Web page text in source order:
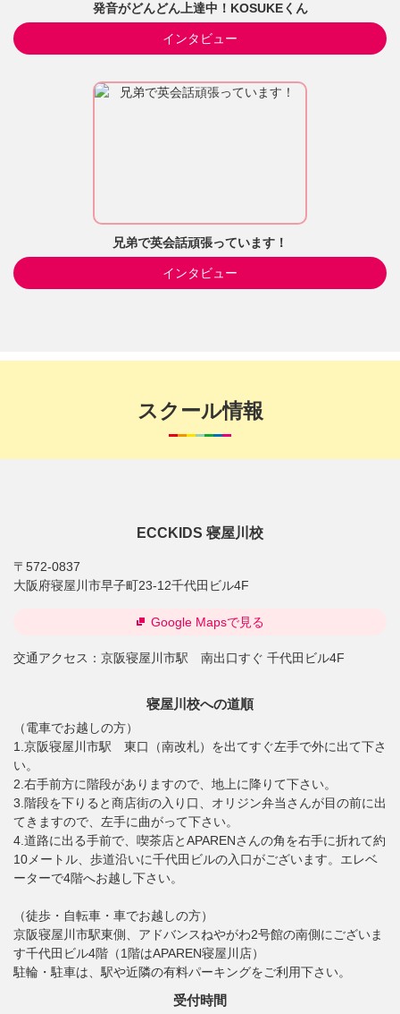
発音がどんどん上達中！KOSUKEくん
インタビュー
兄弟で英会話頑張っています！
インタビュー
スクール情報
ECCKIDS 寝屋川校
〒572-0837
大阪府寝屋川市早子町23-12千代田ビル4F
交通アクセス： 京阪寝屋川市駅 南出口すぐ 千代田ビル4F
Google Mapsで見る
寝屋川校への道順
（電車でお越しの方）
1.京阪寝屋川市駅 東口（南改札）を出てすぐ左手で外に出て下さ
い。
2.右手前方に階段がありますので、地上に降りて下さい。
3.階段を下りると商店街の入り口、オリジン弁当さんが目の前に出
てきますので、左手に曲がって下さい。
4.道路に出る手前で、喫茶店とAPARENさんの角を右手に折れて約
10メートル、歩道沿いに千代田ビルの入口がございます。エレベ
ーターで4階へお越し下さい。
（徒歩・自転車・車でお越しの方）
京阪寝屋川市駅東側、アドバンスねやがわ2号館の南側にございま
す千代田ビル4階（1階はAPAREN寝屋川店）
駐輪・駐車は、駅や近隣の有料パーキングをご利用下さい。
受付時間